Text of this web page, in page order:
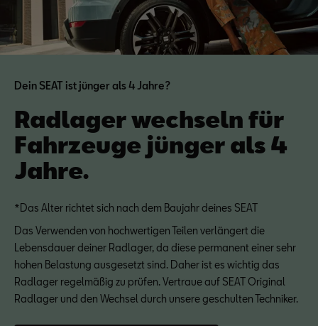
Dein SEAT ist jünger als 4 Jahre?
Radlager wechseln für
Fahrzeuge jünger als 4
Jahre.
*Das Alter richtet sich nach dem Baujahr deines SEAT
Das Verwenden von hochwertigen Teilen verlängert die
Lebensdauer deiner Radlager, da diese permanent einer sehr
hohen Belastung ausgesetzt sind. Daher ist es wichtig das
Radlager regelmäßig zu prüfen. Vertraue auf SEAT Original
Radlager und den Wechsel durch unsere geschulten Techniker.